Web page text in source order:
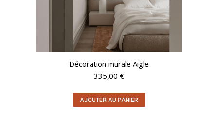
Décoration murale Aigle
335,00 €
AJOUTER AU PANIER